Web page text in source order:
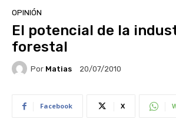
OPINIÓN
El potencial de la
forestal
Por Matias 20/07/2010
Facebook X